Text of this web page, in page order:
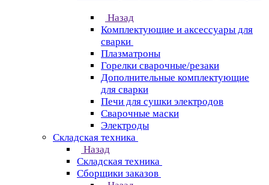
Назад
Комплектующие и аксессуары для
сварки
Плазматроны
Горелки сварочные/резаки
Дополнительные комплектующие
для сварки
Печи для сушки электродов
Сварочные маски
Электроды
Складская техника
Назад
Складская техника
Сборщики заказов